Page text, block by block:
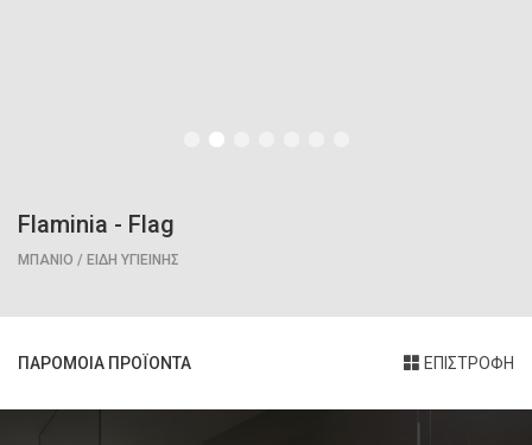
Flaminia - Flag
ΜΠΑΝΙΟ / ΕΙΔΗ ΥΓΙΕΙΝΗΣ
ΠΑΡΟΜΟΙΑ ΠΡΟΪΟΝΤΑ ΕΠΙΣΤΡΟΦΗ